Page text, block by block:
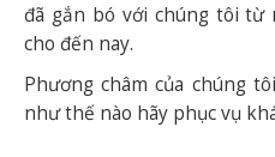
đã gắn bó với chúng tôi từ
cho đến nay.
Phương châm của chúng
như thế nào hãy phục vụ